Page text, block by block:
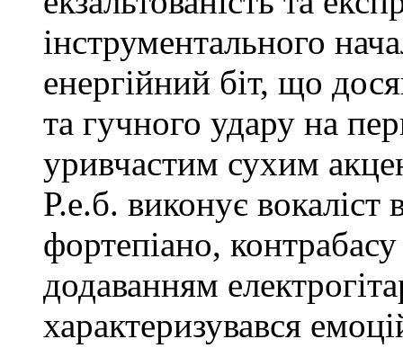
інструментального
енергійний біт, що
та гучного удару на
уривчастим сухим
Р.е.б. виконує вокаліст
фортепіано,
додаванням
характеризувався